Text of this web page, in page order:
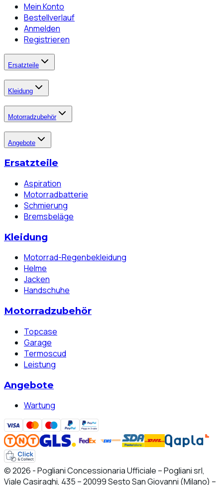
Mein Konto
Bestellverlauf
Anmelden
Registrieren
Ersatzteile
Kleidung
Motorradzubehör
Angebote
Ersatzteile
Aspiration
Motorradbatterie
Schmierung
Bremsbeläge
Kleidung
Motorrad-Regenbekleidung
Helme
Jacken
Handschuhe
Motorradzubehör
Topcase
Garage
Termoscud
Leistung
Angebote
Wartung
© 2026 - Pogliani Concessionaria Ufficiale – Pogliani srl,
Viale Casiraghi, 435 – 20099 Sesto San Giovanni (Milano) –